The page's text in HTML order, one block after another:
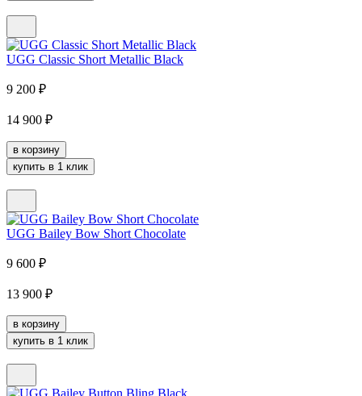
UGG Classic Short Metallic Black
9 200 ₽
14 900 ₽
в корзину
купить в 1 клик
UGG Bailey Bow Short Chocolate
9 600 ₽
13 900 ₽
в корзину
купить в 1 клик